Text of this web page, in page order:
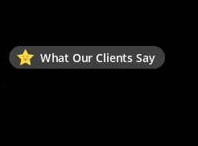
What Our Clients Say